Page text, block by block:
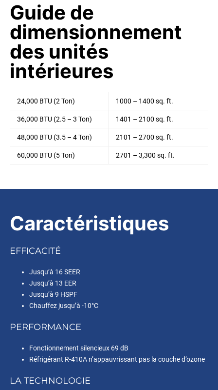
Guide de
dimensionnement
des unités
intérieures
24,000 BTU (2 Ton) 1000 – 1400 sq. ft.
36,000 BTU (2.5 – 3 Ton) 1401 – 2100 sq. ft.
48,000 BTU (3.5 – 4 Ton) 2101 – 2700 sq. ft.
60,000 BTU (5 Ton) 2701 – 3,300 sq. ft.
Caractéristiques
EFFICACITÉ
Jusqu’à 16 SEER
Jusqu’à 13 EER
Jusqu’à 9 HSPF
Chauffez jusqu’à -10°C
PERFORMANCE
Fonctionnement silencieux 69 dB
Réfrigérant R-410A n’appauvrissant pas la couche d’ozone
LA TECHNOLOGIE